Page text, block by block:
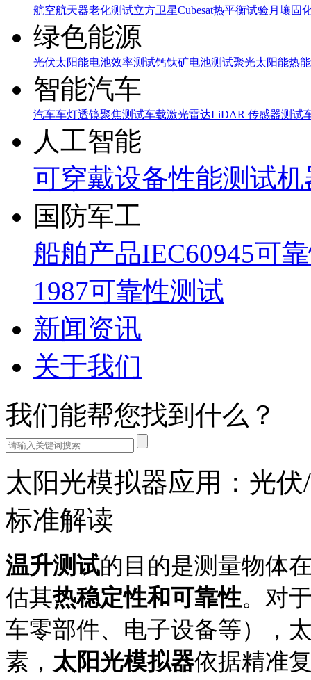
航空航天器老化测试立方卫星Cubesat热平衡试验月壤固
绿色能源
光伏太阳能电池效率测试钙钛矿电池测试聚光太阳能热
智能汽车
汽车车灯透镜聚焦测试车载激光雷达LiDAR 传感器测试
人工智能
可穿戴设备性能测试机
国防军工
船舶产品IEC60945可
1987可靠性测试
新闻资讯
关于我们
我们能帮您找到什么？
太阳光模拟器应用：光
标准解读
温升测试的目的是测量物体
估其热稳定性和可靠性。对
车零部件、电子设备等），
素 ， 太阳光模拟器依据精准